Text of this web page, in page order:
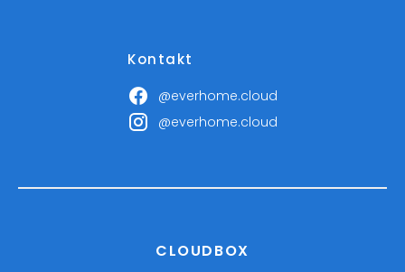
Kontakt
@everhome.cloud
@everhome.cloud
CLOUDBOX